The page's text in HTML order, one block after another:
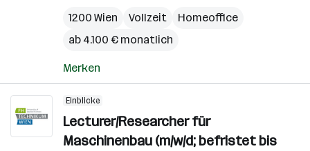
1200 Wien
Vollzeit
Homeoffice
ab 4.100 € monatlich
Merken
Einblicke
Lecturer/Researcher für
Maschinenbau (m/w/d; befristet bis